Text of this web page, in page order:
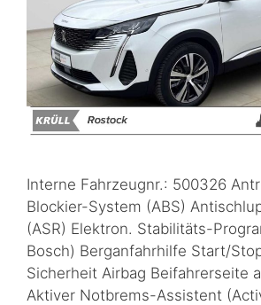
Interne Fahrzeugnr.: 500326
Blockier-System (ABS)
(ASR) Elektron. Stabilitäts-
Bosch) Berganfahrhilfe Start/
Sicherheit Airbag Beifahrerseite
Aktiver Notbrems-Assistent